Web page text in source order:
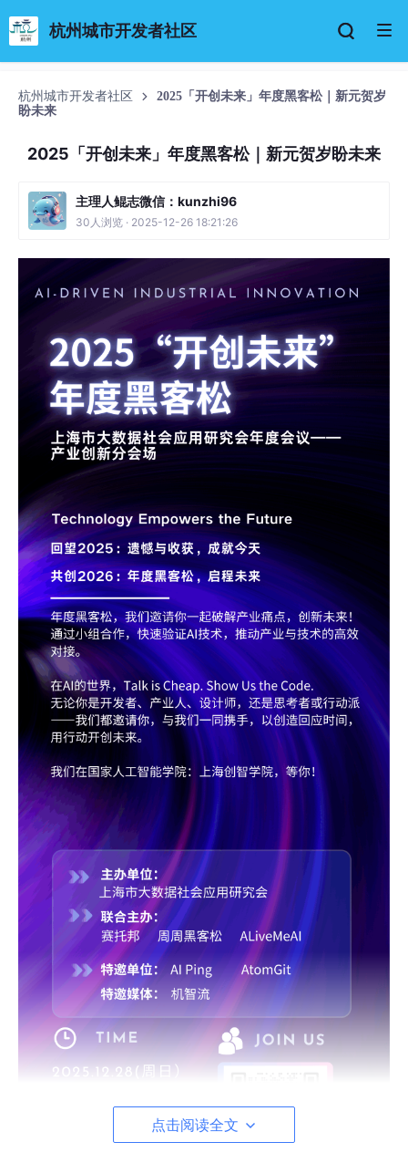
杭州城市开发者社区
杭州城市开发者社区
2025「开创未来」年度黑客松｜新元贺岁
盼未来
2025「开创未来」年度黑客松｜新元贺岁盼未来
主理人鲲志微信：kunzhi96
30人浏览 · 2025-12-26 18:21:26
点击阅读全文